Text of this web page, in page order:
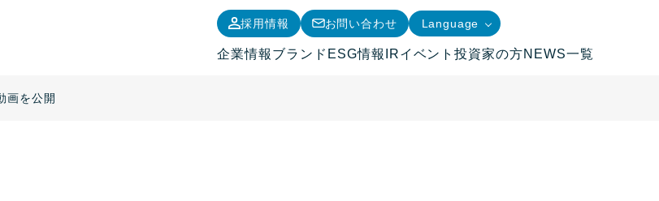
採用情報 お問い合わせ Language
企業情報 ブランド ESG情報 IRイベント投資家の方NEWS一覧
画を公開